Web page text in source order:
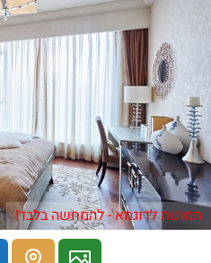
תמונות לדוגמא - להמחשה בלבד!